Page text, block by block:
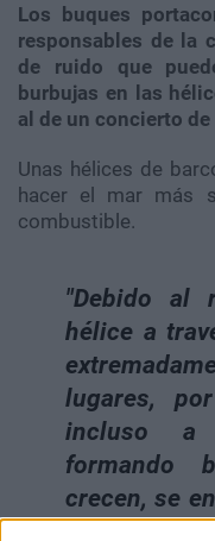
Los buques
responsables de la
de ruido que
burbujas en las
al de un concierto de
Unas hélices de
hacer el mar más
combustible.
"Debido al
hélice a
lugares,
incluso a
formando
crecen, se